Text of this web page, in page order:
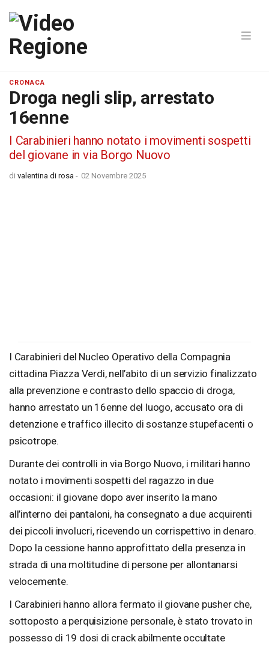
CRONACA
Droga negli slip, arrestato
16enne
I Carabinieri hanno notato i movimenti sospetti
del giovane in via Borgo Nuovo
di valentina di rosa - 02 Novembre 2025
I Carabinieri del Nucleo Operativo della Compagnia
cittadina Piazza Verdi, nell’abito di un servizio finalizzato
alla prevenzione e contrasto dello spaccio di droga,
hanno arrestato un 16enne del luogo, accusato ora di
detenzione e traffico illecito di sostanze stupefacenti o
psicotrope.
Durante dei controlli in via Borgo Nuovo, i militari hanno
notato i movimenti sospetti del ragazzo in due
occasioni: il giovane dopo aver inserito la mano
all’interno dei pantaloni, ha consegnato a due acquirenti
dei piccoli involucri, ricevendo un corrispettivo in denaro.
Dopo la cessione hanno approfittato della presenza in
strada di una moltitudine di persone per allontanarsi
velocemente.
I Carabinieri hanno allora fermato il giovane pusher che,
sottoposto a perquisizione personale, è stato trovato in
possesso di 19 dosi di crack abilmente occultate